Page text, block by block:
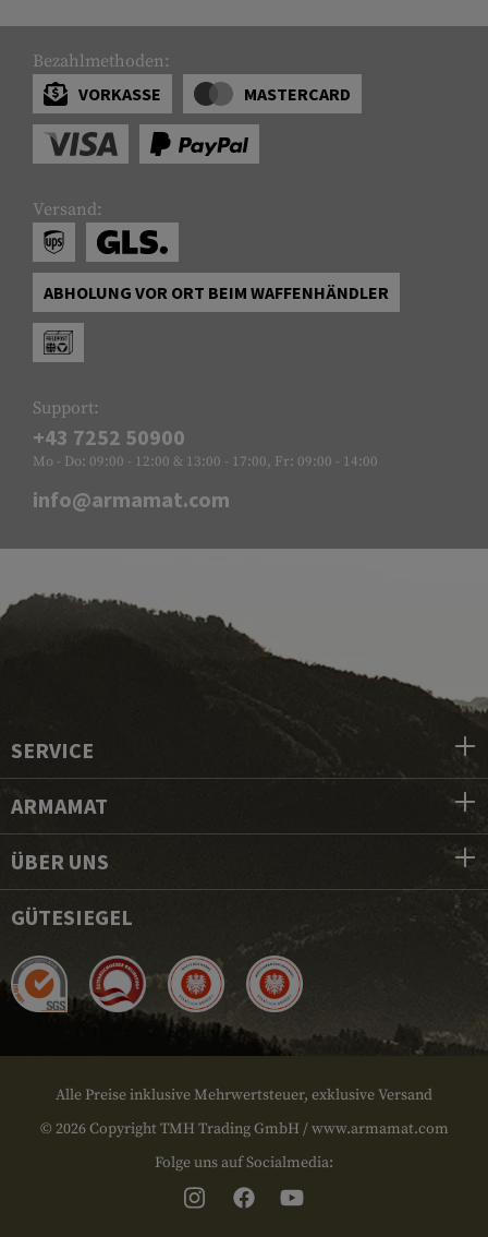
Bezahlmethoden:
VORKASSE
MASTERCARD
Versand:
ABHOLUNG VOR ORT BEIM WAFFENHÄNDLER
Support:
+43 7252 50900
Mo - Do: 09:00 - 12:00 & 13:00 - 17:00, Fr: 09:00 - 14:00
info@armamat.com
SERVICE
ARMAMAT
ÜBER UNS
GÜTESIEGEL
Alle Preise inklusive Mehrwertsteuer, exklusive Versand
© 2026 Copyright TMH Trading GmbH / www.armamat.com
Folge uns auf Socialmedia: